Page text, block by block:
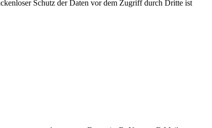
Schutz der Daten vor dem Zugriff durch Dritte ist